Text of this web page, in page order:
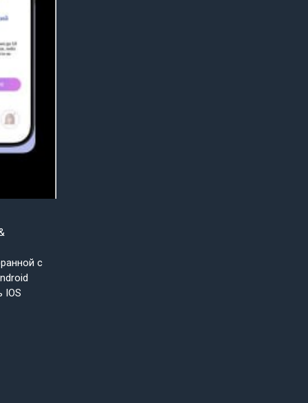
с
IOS